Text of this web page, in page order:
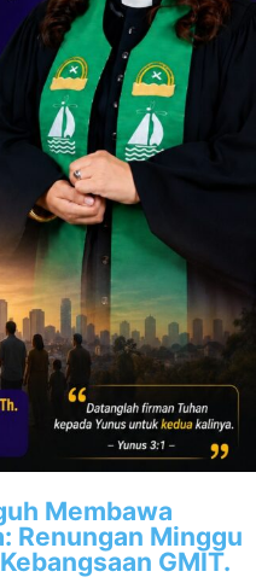
Membawa
Renungan Minggu
GMIT.